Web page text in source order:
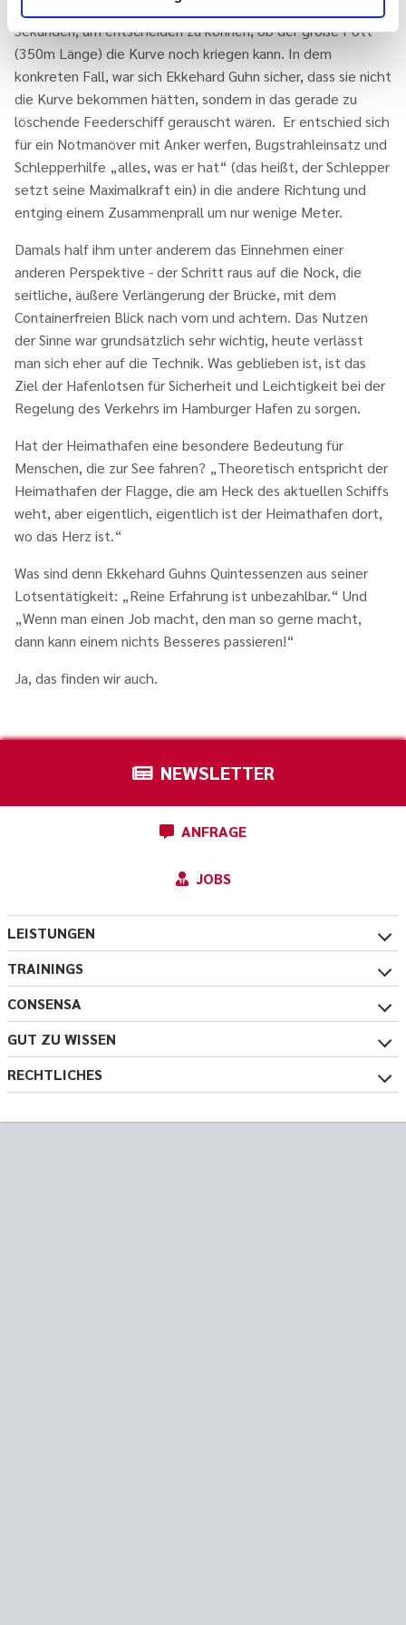
Anströmung weniger effektiv ist, bleiben nur wenige
Sekunden, um entscheiden zu können, ob der große Pott
(350m Länge) die Kurve noch kriegen kann. In dem
konkreten Fall, war sich Ekkehard Guhn sicher, dass sie nicht
die Kurve bekommen hätten, sondern in das gerade zu
löschende Feederschiff gerauscht wären. Er entschied sich
für ein Notmanöver mit Anker werfen, Bugstrahleinsatz und
Schlepperhilfe „alles, was er hat“ (das heißt, der Schlepper
setzt seine Maximalkraft ein) in die andere Richtung und
entging einem Zusammenprall um nur wenige Meter.
Damals half ihm unter anderem das Einnehmen einer
anderen Perspektive - der Schritt raus auf die Nock, die
seitliche, äußere Verlängerung der Brücke, mit dem
Containerfreien Blick nach vorn und achtern. Das Nutzen
der Sinne war grundsätzlich sehr wichtig, heute verlässt
man sich eher auf die Technik. Was geblieben ist, ist das
Ziel der Hafenlotsen für Sicherheit und Leichtigkeit bei der
Regelung des Verkehrs im Hamburger Hafen zu sorgen.
Hat der Heimathafen eine besondere Bedeutung für
Menschen, die zur See fahren? „Theoretisch entspricht der
Heimathafen der Flagge, die am Heck des aktuellen Schiffs
weht, aber eigentlich, eigentlich ist der Heimathafen dort,
wo das Herz ist.“
Was sind denn Ekkehard Guhns Quintessenzen aus seiner
Lotsentätigkeit: „Reine Erfahrung ist unbezahlbar.“ Und
„Wenn man einen Job macht, den man so gerne macht,
dann kann einem nichts Besseres passieren!“
Ja, das finden wir auch.
NEWSLETTER
ANFRAGE
JOBS
LEISTUNGEN
TRAININGS
CONSENSA
GUT ZU WISSEN
RECHTLICHES